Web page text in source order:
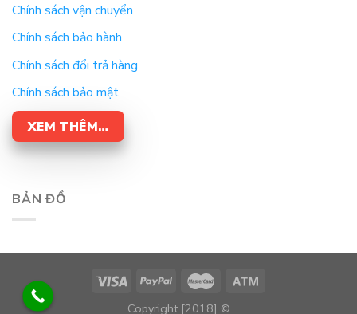
Chính sách vận chuyển
Chính sách bảo hành
Chính sách đổi trả hàng
Chính sách bảo mật
XEM THÊM…
BẢN ĐỒ
Copyright [2018] ©